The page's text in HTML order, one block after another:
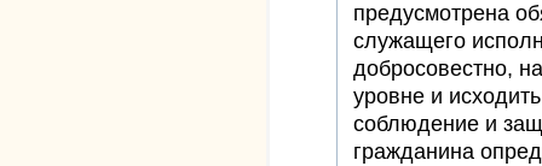
предусмотрена
служащего
добросовестно,
уровне и
соблюдение и
гражданина